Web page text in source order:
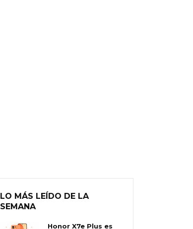
LO MÁS LEÍDO DE LA
SEMANA
Honor X7e Plus es